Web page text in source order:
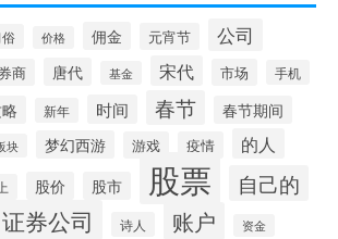
价格 佣金 元宵节
公司
券商 唐代 基金 宋代 市场 手机
新年 时间 春节 春节期间
块 梦幻西游 游戏 疫情 的人
股价 股市 股票 自己的
证券公司 诗人 账户 资金